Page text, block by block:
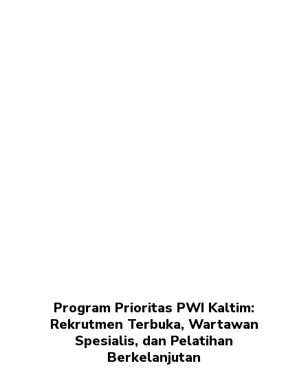
Program Prioritas PWI Kaltim:
Rekrutmen Terbuka, Wartawan
Spesialis, dan Pelatihan
Berkelanjutan